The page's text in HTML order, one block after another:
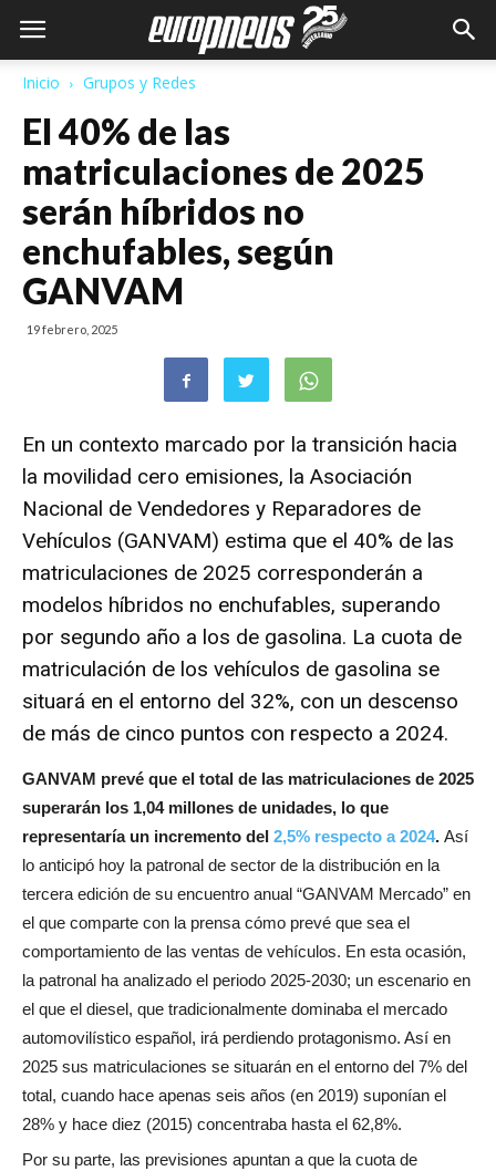
Inicio Grupos y Redes
El 40% de las
matriculaciones de 2025
serán híbridos no
enchufables, según
GANVAM
19 febrero, 2025
En un contexto marcado por la transición hacia
la movilidad cero emisiones, la Asociación
Nacional de Vendedores y Reparadores de
Vehículos (GANVAM) estima que el 40% de las
matriculaciones de 2025 corresponderán a
modelos híbridos no enchufables, superando
por segundo año a los de gasolina. La cuota de
matriculación de los vehículos de gasolina se
situará en el entorno del 32%, con un descenso
de más de cinco puntos con respecto a 2024.
GANVAM prevé que el total de las matriculaciones de 2025
superarán los 1,04 millones de unidades, lo que
representaría un incremento del 2,5% respecto a 2024. Así
lo anticipó hoy la patronal de sector de la distribución en la
tercera edición de su encuentro anual “GANVAM Mercado” en
el que comparte con la prensa cómo prevé que sea el
comportamiento de las ventas de vehículos. En esta ocasión,
la patronal ha analizado el periodo 2025-2030; un escenario en
el que el diesel, que tradicionalmente dominaba el mercado
automovilístico español, irá perdiendo protagonismo. Así en
2025 sus matriculaciones se situarán en el entorno del 7% del
total, cuando hace apenas seis años (en 2019) suponían el
28% y hace diez (2015) concentraba hasta el 62,8%.
Por su parte, las previsiones apuntan a que la cuota de